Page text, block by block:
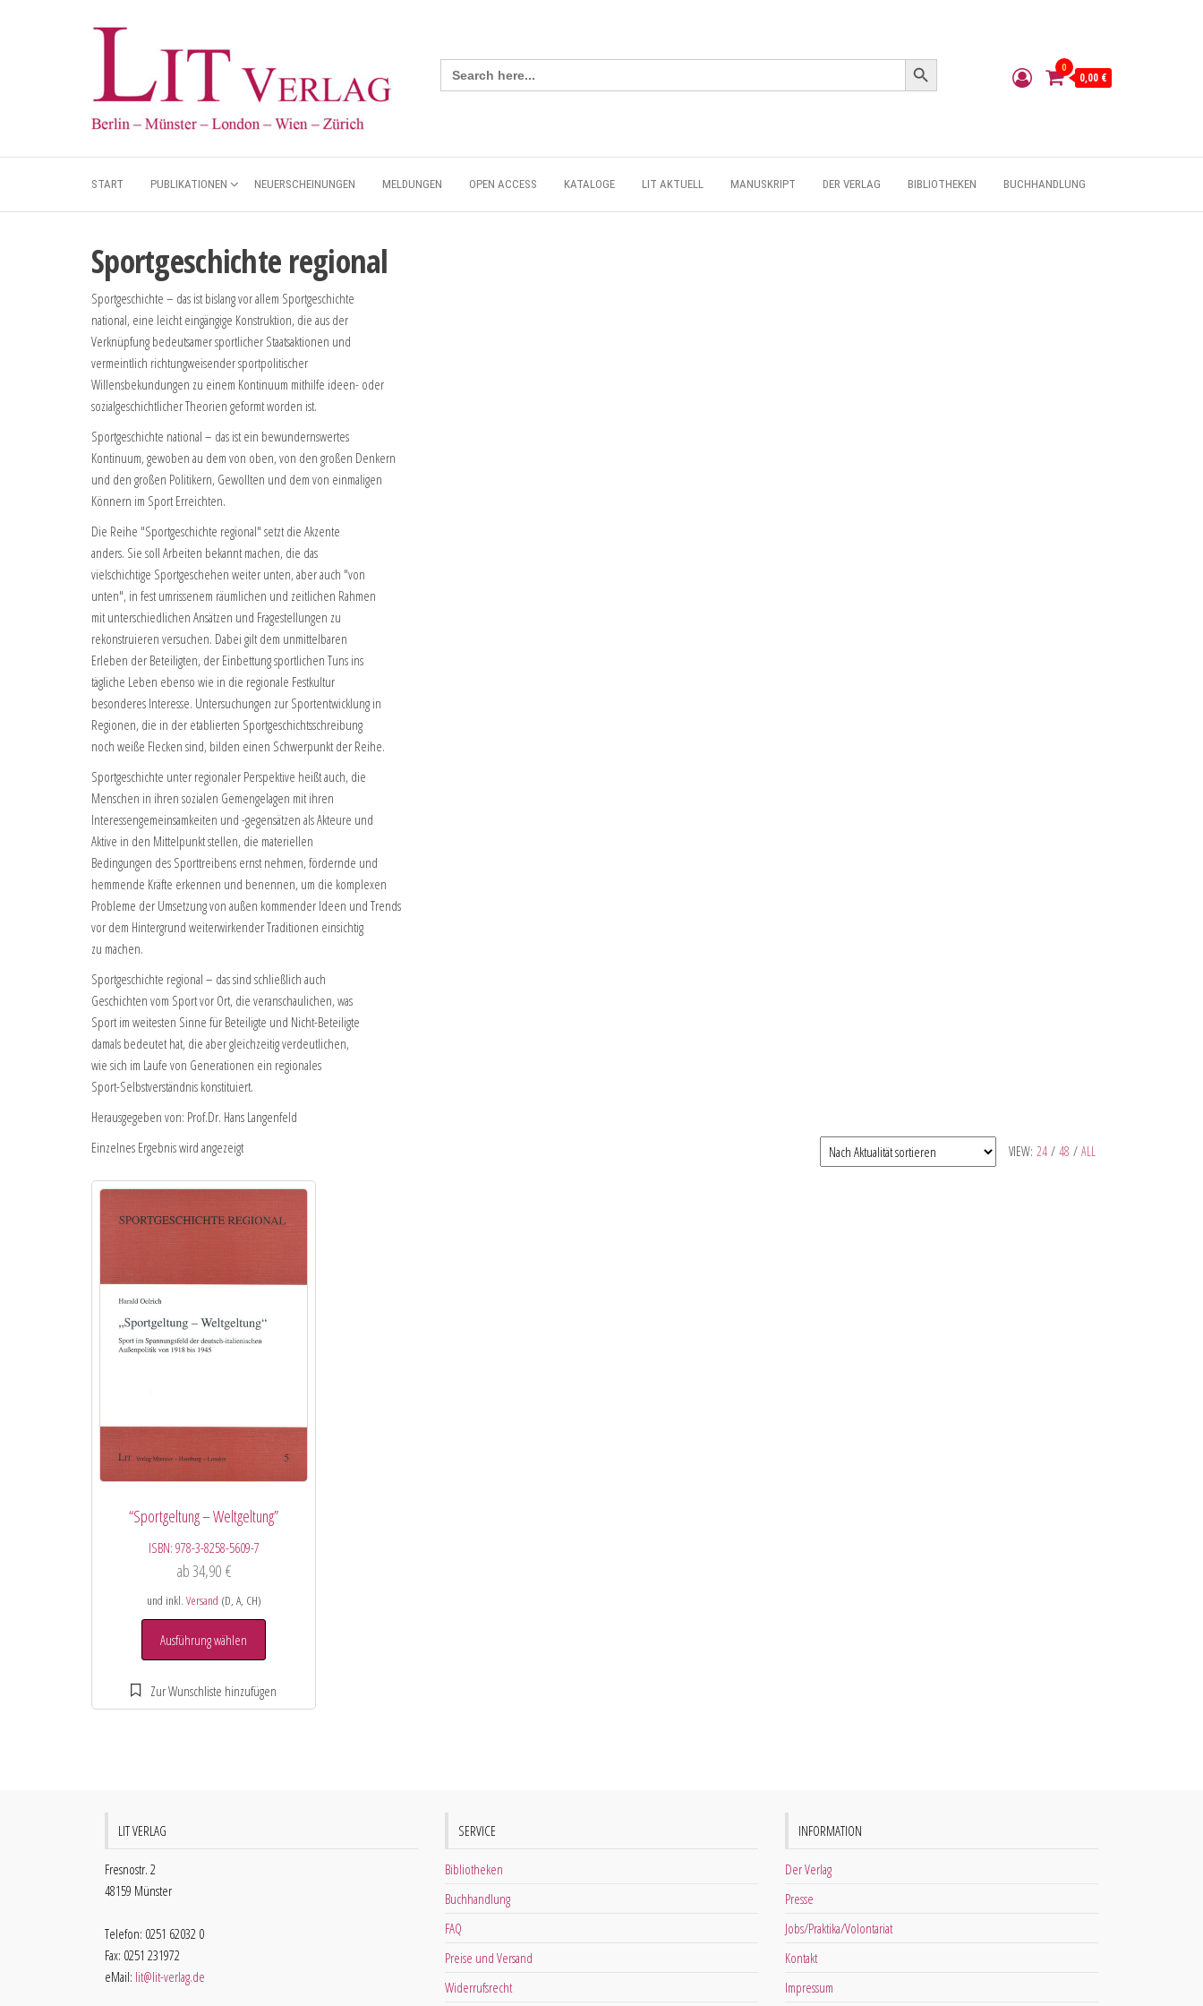
Search
for:
Search Button
0
0,00 €
START PUBLIKATIONEN NEUERSCHEINUNGEN MELDUNGEN OPEN ACCESS KATALOGE LIT AKTUELL MANUSKRIPT DER VERLAG BIBLIOTHEKEN BUCHHANDLUNG
Sportgeschichte regional
Sportgeschichte – das ist bislang vor allem Sportgeschichte
national, eine leicht eingängige Konstruktion, die aus der
Verknüpfung bedeutsamer sportlicher Staatsaktionen und
vermeintlich richtungweisender sportpolitischer
Willensbekundungen zu einem Kontinuum mithilfe ideen- oder
sozialgeschichtlicher Theorien geformt worden ist.
Sportgeschichte national – das ist ein bewundernswertes
Kontinuum, gewoben au dem von oben, von den großen Denkern
und den großen Politikern, Gewollten und dem von einmaligen
Könnern im Sport Erreichten.
Die Reihe "Sportgeschichte regional" setzt die Akzente
anders. Sie soll Arbeiten bekannt machen, die das
vielschichtige Sportgeschehen weiter unten, aber auch "von
unten", in fest umrissenem räumlichen und zeitlichen Rahmen
mit unterschiedlichen Ansätzen und Fragestellungen zu
rekonstruieren versuchen. Dabei gilt dem unmittelbaren
Erleben der Beteiligten, der Einbettung sportlichen Tuns ins
tägliche Leben ebenso wie in die regionale Festkultur
besonderes Interesse. Untersuchungen zur Sportentwicklung in
Regionen, die in der etablierten Sportgeschichtsschreibung
noch weiße Flecken sind, bilden einen Schwerpunkt der Reihe.
Sportgeschichte unter regionaler Perspektive heißt auch, die
Menschen in ihren sozialen Gemengelagen mit ihren
Interessengemeinsamkeiten und -gegensätzen als Akteure und
Aktive in den Mittelpunkt stellen, die materiellen
Bedingungen des Sporttreibens ernst nehmen, fördernde und
hemmende Kräfte erkennen und benennen, um die komplexen
Probleme der Umsetzung von außen kommender Ideen und Trends
vor dem Hintergrund weiterwirkender Traditionen einsichtig
zu machen.
Sportgeschichte regional – das sind schließlich auch
Geschichten vom Sport vor Ort, die veranschaulichen, was
Sport im weitesten Sinne für Beteiligte und Nicht-Beteiligte
damals bedeutet hat, die aber gleichzeitig verdeutlichen,
wie sich im Laufe von Generationen ein regionales
Sport-Selbstverständnis konstituiert.
Herausgegeben von: Prof.Dr. Hans Langenfeld
VIEW: 24 / 48 / ALL
Einzelnes Ergebnis wird angezeigt
“Sportgeltung – Weltgeltung”
ISBN: 978-3-8258-5609-7
ab34,90 €
und inkl. Versand (D, A, CH)
Ausführung wählen
LIT VERLAG
Fresnostr. 2
48159 Münster
Telefon: 0251 62032 0
Fax: 0251 231972
eMail: lit@lit-verlag.de
SERVICE
Bibliotheken
Buchhandlung
FAQ
Preise und Versand
Widerrufsrecht
INFORMATION
Der Verlag
Presse
Jobs/Praktika/Volontariat
Kontakt
Impressum